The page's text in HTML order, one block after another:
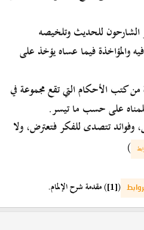
الشارحون للحديث وتلخيصه
والمؤاخذة فيما عساه يؤخذ على
من كتب الأحكام التي تقع مجموعة في
على حسب ما تيسر.
وفوائد تتصدى للفكر فتعترض، ولا
)
(
[1] ) مقدمة شرح الإلمام.